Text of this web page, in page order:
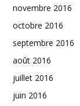
novembre 2016
octobre 2016
septembre 2016
août 2016
juillet 2016
juin 2016